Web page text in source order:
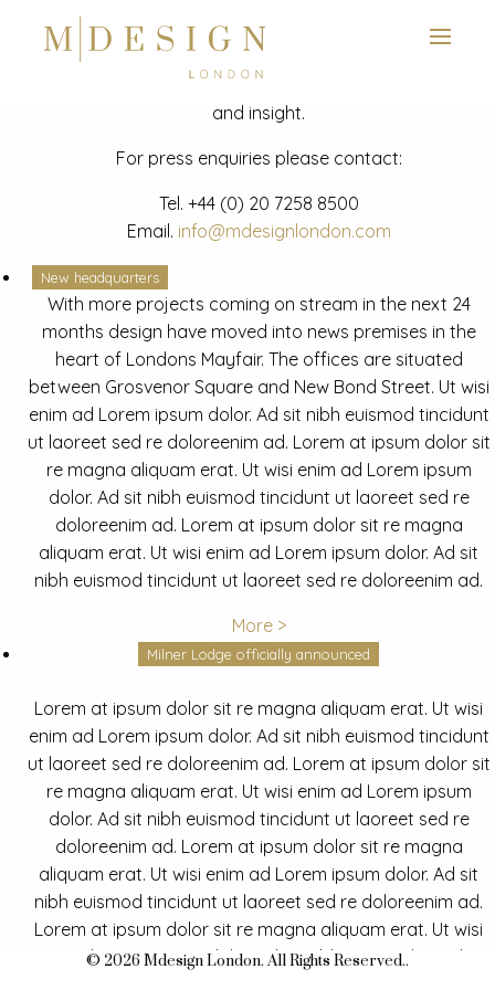
News
Latest mdesign development project and advisory news
and insight.
For press enquiries please contact:
Tel. +44 (0) 20 7258 8500
Email. info@mdesignlondon.com
New headquarters
With more projects coming on stream in the next 24
months design have moved into news premises in the
heart of Londons Mayfair. The offices are situated
between Grosvenor Square and New Bond Street. Ut wisi
enim ad Lorem ipsum dolor. Ad sit nibh euismod tincidunt
ut laoreet sed re doloreenim ad. Lorem at ipsum dolor sit
re magna aliquam erat. Ut wisi enim ad Lorem ipsum
dolor. Ad sit nibh euismod tincidunt ut laoreet sed re
doloreenim ad. Lorem at ipsum dolor sit re magna
aliquam erat. Ut wisi enim ad Lorem ipsum dolor. Ad sit
nibh euismod tincidunt ut laoreet sed re doloreenim ad.
More >
Milner Lodge officially announced
Lorem at ipsum dolor sit re magna aliquam erat. Ut wisi
enim ad Lorem ipsum dolor. Ad sit nibh euismod tincidunt
ut laoreet sed re doloreenim ad. Lorem at ipsum dolor sit
re magna aliquam erat. Ut wisi enim ad Lorem ipsum
dolor. Ad sit nibh euismod tincidunt ut laoreet sed re
doloreenim ad. Lorem at ipsum dolor sit re magna
aliquam erat. Ut wisi enim ad Lorem ipsum dolor. Ad sit
nibh euismod tincidunt ut laoreet sed re doloreenim ad.
Lorem at ipsum dolor sit re magna aliquam erat. Ut wisi
enim ad Lorem ipsum dolor. Ad sit nibh euismod tincidunt
© 2026 Mdesign London. All Rights Reserved..